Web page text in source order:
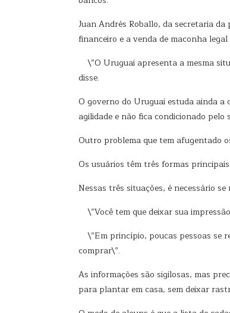
Juan Andrés Roballo, da secretaria
financeiro e a venda de maconha
\”O Uruguai apresenta a mesma
disse.
O governo do Uruguai estuda ainda a
agilidade e não fica condicionado pelo
Outro problema que tem afugentado
Os usuários têm três formas
Nessas três situações, é necessário
\”Você tem que deixar sua
\”Em princípio, poucas pessoas se
comprar\”.
As informações são sigilosas, mas
para plantar em casa, sem deixar